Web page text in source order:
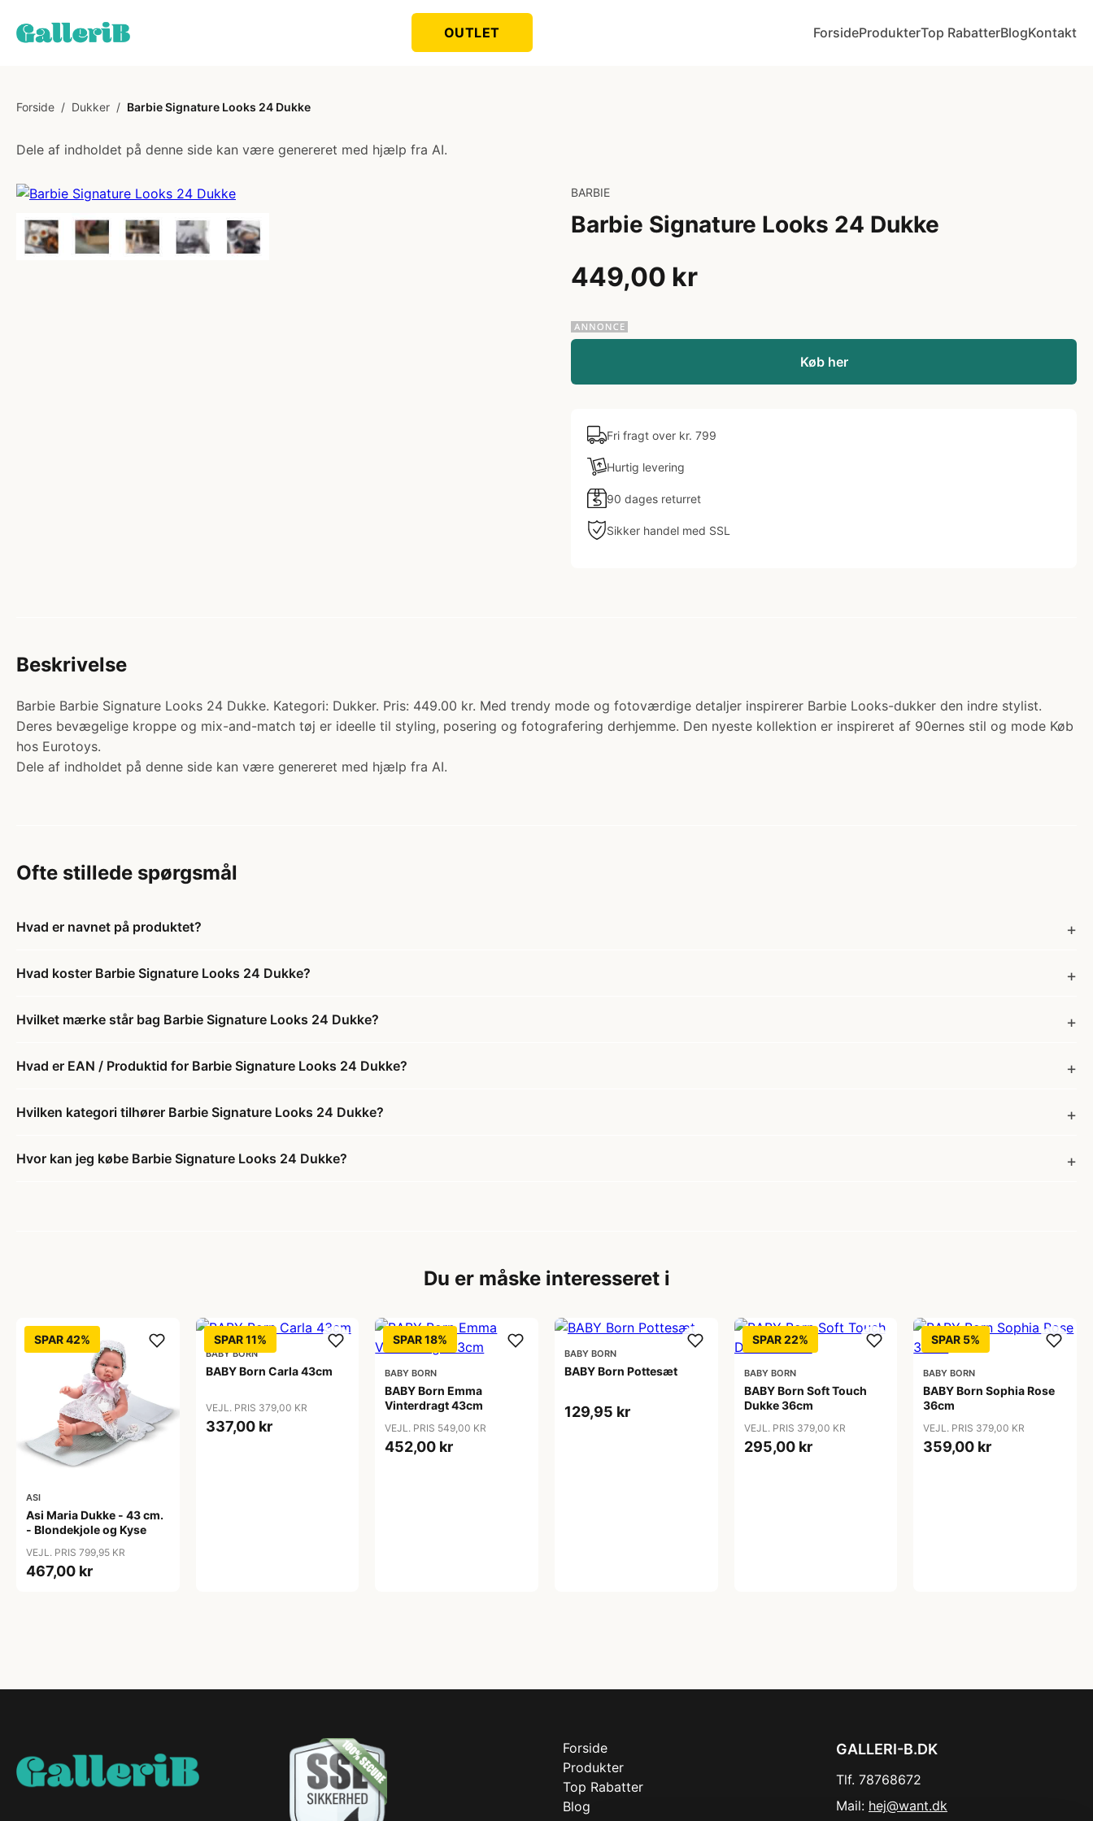
OUTLET ForsideProdukterTop RabatterBlogKontakt
Forside / Dukker / Barbie Signature Looks 24 Dukke
Dele af indholdet på denne side kan være genereret med hjælp fra AI.
BARBIE
Barbie Signature Looks 24 Dukke
449,00 kr
Køb her
Fri fragt over kr. 799
Hurtig levering
90 dages returret
Sikker handel med SSL
Beskrivelse
Barbie Barbie Signature Looks 24 Dukke. Kategori: Dukker. Pris: 449.00 kr. Med trendy mode og fotoværdige detaljer inspirerer Barbie Looks-dukker den indre stylist.
Deres bevægelige kroppe og mix-and-match tøj er ideelle til styling, posering og fotografering derhjemme. Den nyeste kollektion er inspireret af 90ernes stil og mode Køb
hos Eurotoys.
Dele af indholdet på denne side kan være genereret med hjælp fra AI.
Ofte stillede spørgsmål
Hvad er navnet på produktet?
Hvad koster Barbie Signature Looks 24 Dukke?
Hvilket mærke står bag Barbie Signature Looks 24 Dukke?
Hvad er EAN / Produktid for Barbie Signature Looks 24 Dukke?
Hvilken kategori tilhører Barbie Signature Looks 24 Dukke?
Hvor kan jeg købe Barbie Signature Looks 24 Dukke?
Du er måske interesseret i
SPAR 42%
ASI
Asi Maria Dukke - 43 cm.
- Blondekjole og Kyse
VEJL. PRIS 799,95 KR
467,00 kr
SPAR 11%
BABY BORN
BABY Born Carla 43cm
VEJL. PRIS 379,00 KR
337,00 kr
SPAR 18%
BABY BORN
BABY Born Emma
Vinterdragt 43cm
VEJL. PRIS 549,00 KR
452,00 kr
BABY BORN
BABY Born Pottesæt
129,95 kr
SPAR 22%
BABY BORN
BABY Born Soft Touch
Dukke 36cm
VEJL. PRIS 379,00 KR
295,00 kr
SPAR 5%
BABY BORN
BABY Born Sophia Rose
36cm
VEJL. PRIS 379,00 KR
359,00 kr
Forside
Produkter
Top Rabatter
Blog
GALLERI-B.DK
Tlf. 78768672
Mail: hej@want.dk